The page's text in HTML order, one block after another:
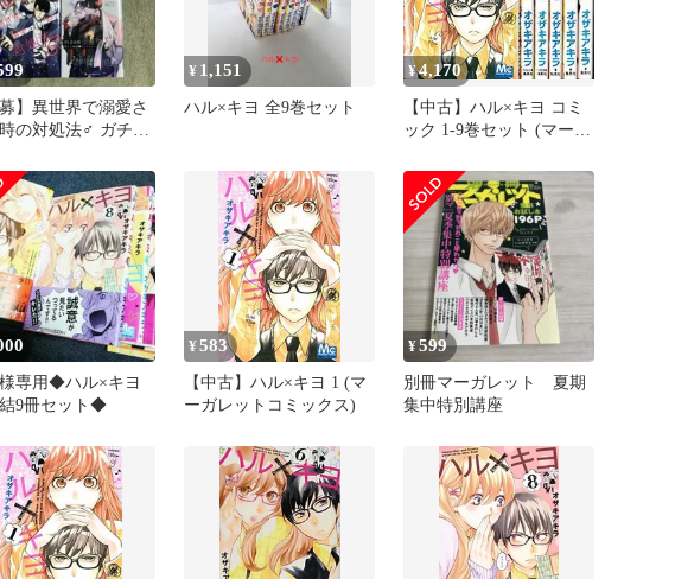
募】異世界で溺愛さ
の対処法♂ ガチ恋
¥ 1,151
ハル×キヨ 全9巻セット
¥4,170
【中古】ハル×キヨ コミ
ック 1-9巻セット (マーガ
2zzhgl6
専用◆ハル×キヨ
9冊セット◆
¥583
【中古】ハル×キヨ 1 (マ
ーガレットコミックス)
¥599
別冊マーガレット 夏期
集中特別講座